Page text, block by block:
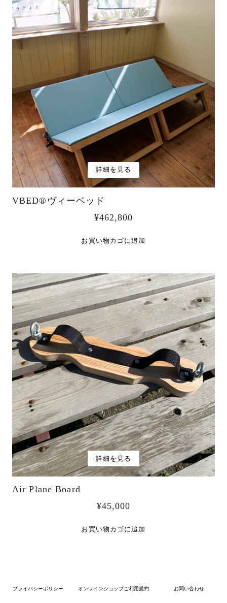
詳細を見る
VBED®︎ヴィーベッド
¥462,800
お買い物カゴに追加
詳細を見る
Air Plane Board
¥45,000
お買い物カゴに追加
プライバシーポリシー オンラインショップご利用規約 お問い合わせ